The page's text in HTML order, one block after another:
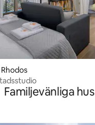
Familjevänliga hus